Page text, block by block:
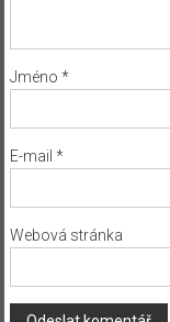
Jméno *
E-mail *
Webová stránka